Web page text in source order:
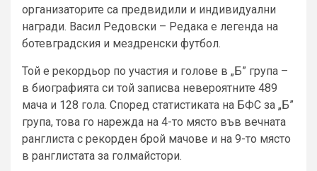
организаторите са предвидили и индивидуални
награди. Васил Редовски – Редака е легенда на
ботевградския и мездренски футбол.
Той е рекордьор по участия и голове в „Б” група –
в биографията си той записва невероятните 489
мача и 128 гола. Според статистиката на БФС за „Б”
група, това го нарежда на 4-то място във вечната
ранглиста с рекорден брой мачове и на 9-то място
в ранглистата за голмайстори.